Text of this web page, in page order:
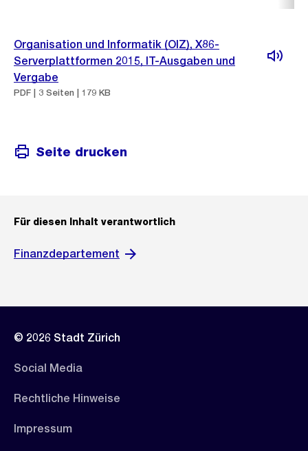
Organisation und Informatik (OIZ), X86-
Serverplattformen 2015, IT-Ausgaben und
Vergabe
PDF | 3 Seiten | 179 KB
Seite drucken
Für diesen Inhalt verantwortlich
Finanzdepartement
© 2026 Stadt Zürich
Social Media
Rechtliche Hinweise
Impressum